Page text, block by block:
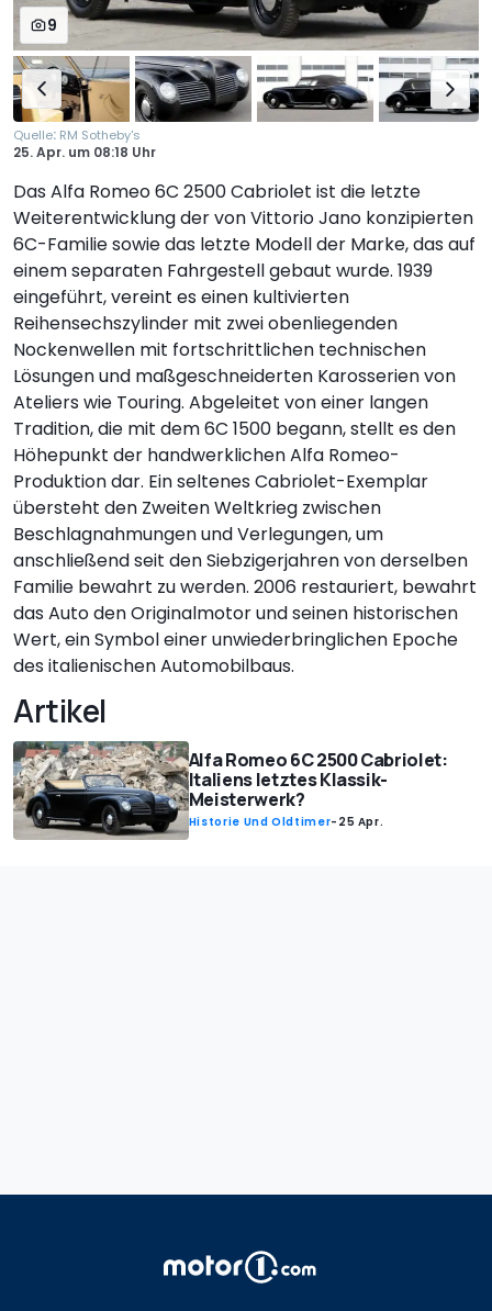
9
Quelle: RM Sotheby's
25. Apr. um 08:18 Uhr
Das Alfa Romeo 6C 2500 Cabriolet ist die letzte
Weiterentwicklung der von Vittorio Jano konzipierten
6C-Familie sowie das letzte Modell der Marke, das auf
einem separaten Fahrgestell gebaut wurde. 1939
eingeführt, vereint es einen kultivierten
Reihensechszylinder mit zwei obenliegenden
Nockenwellen mit fortschrittlichen technischen
Lösungen und maßgeschneiderten Karosserien von
Ateliers wie Touring. Abgeleitet von einer langen
Tradition, die mit dem 6C 1500 begann, stellt es den
Höhepunkt der handwerklichen Alfa Romeo-
Produktion dar. Ein seltenes Cabriolet-Exemplar
übersteht den Zweiten Weltkrieg zwischen
Beschlagnahmungen und Verlegungen, um
anschließend seit den Siebzigerjahren von derselben
Familie bewahrt zu werden. 2006 restauriert, bewahrt
das Auto den Originalmotor und seinen historischen
Wert, ein Symbol einer unwiederbringlichen Epoche
des italienischen Automobilbaus.
Artikel
Alfa Romeo 6C 2500 Cabriolet:
Italiens letztes Klassik-
Meisterwerk?
Historie Und Oldtimer- 25 Apr.